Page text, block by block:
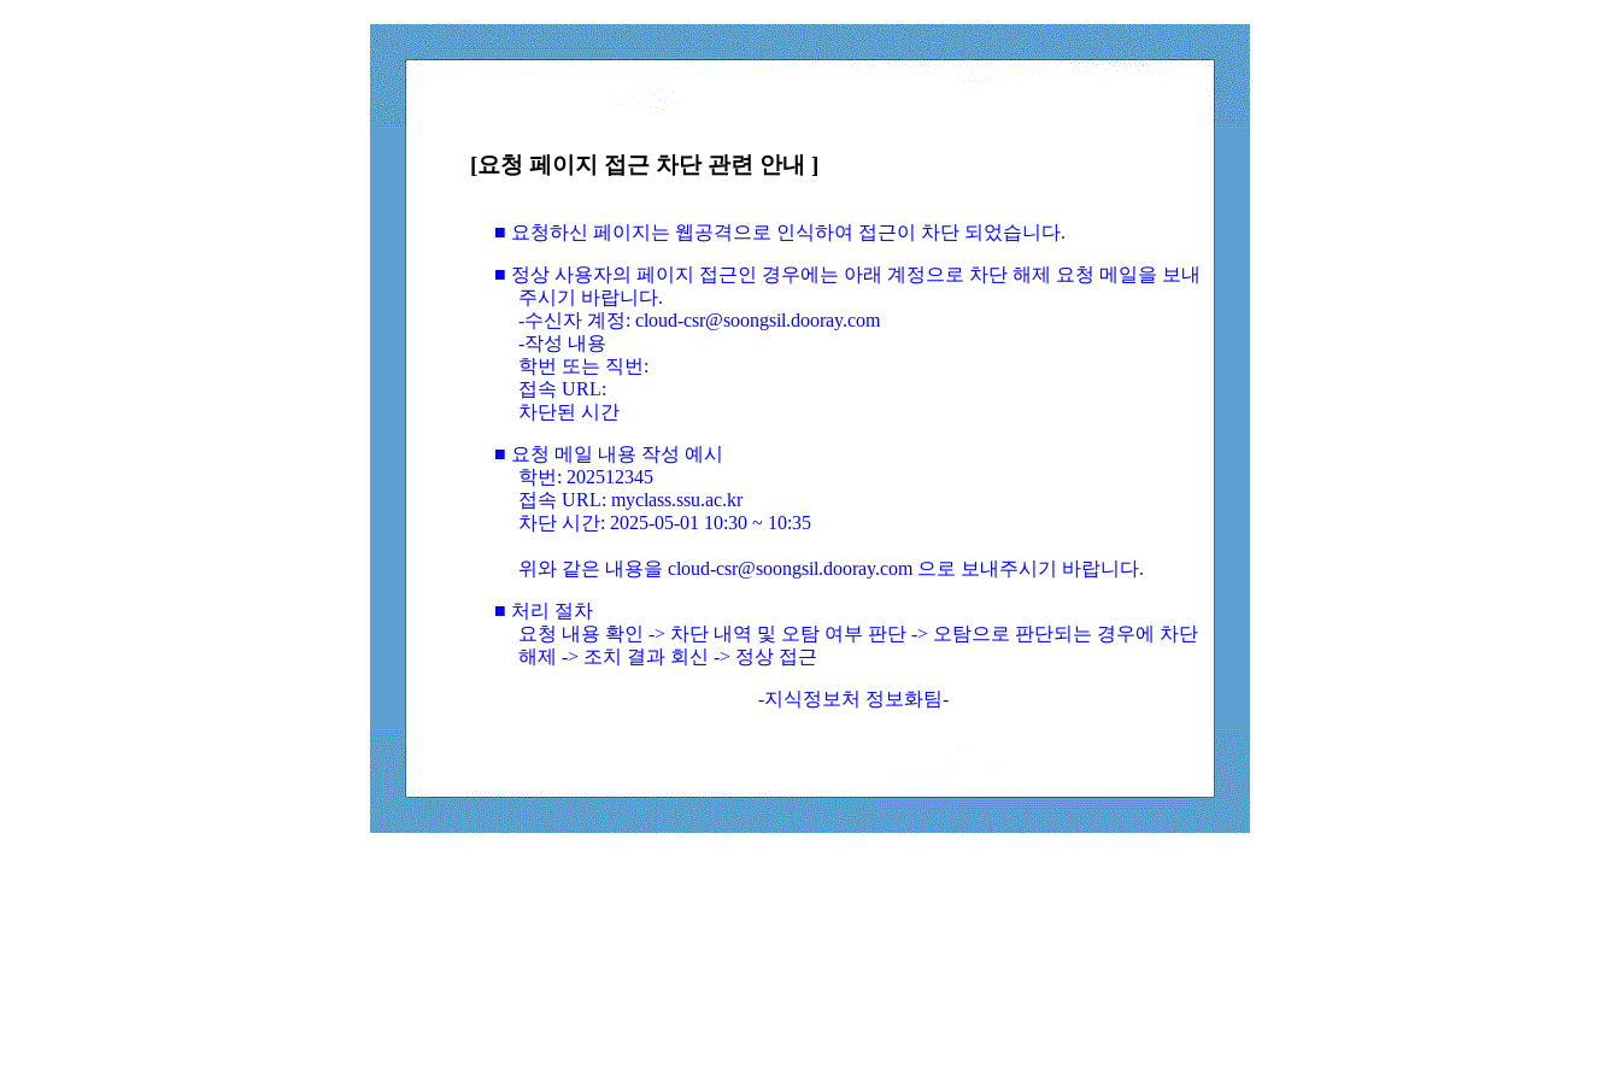
[요청 페이지 접근 차단 관련 안내 ]
■ 요청하신 페이지는 웹공격으로 인식하여 접근이 차단 되었습니다.
■ 정상 사용자의 페이지 접근인 경우에는 아래 계정으로 차단 해제 요청 메일을 보내
주시기 바랍니다.
-수신자 계정: cloud-csr@soongsil.dooray.com
-작성 내용
학번 또는 직번:
접속 URL:
차단된 시간
■ 요청 메일 내용 작성 예시
학번: 202512345
접속 URL: myclass.ssu.ac.kr
차단 시간: 2025-05-01 10:30 ~ 10:35
위와 같은 내용을 cloud-csr@soongsil.dooray.com 으로 보내주시기 바랍니다.
■ 처리 절차
요청 내용 확인 -> 차단 내역 및 오탐 여부 판단 -> 오탐으로 판단되는 경우에 차단
해제 -> 조치 결과 회신 -> 정상 접근
-지식정보처 정보화팀-